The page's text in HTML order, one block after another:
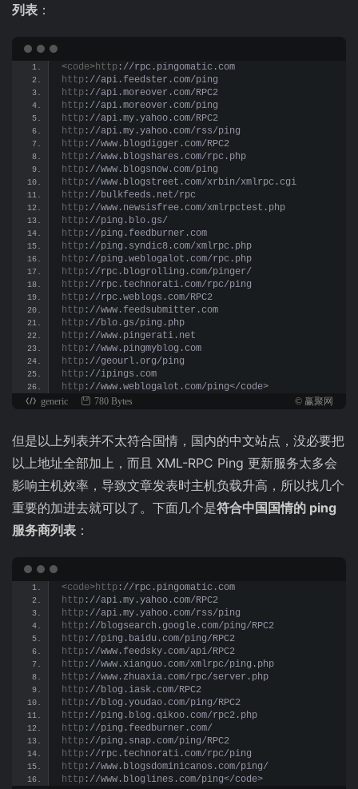
列表 ：
<code>http ://rpc.pingomatic.com
http ://api.feedster.com/ping
http ://api.moreover.com/RPC2
http ://api.moreover.com/ping
http ://api.my.yahoo.com/RPC2
http ://api.my.yahoo.com/rss/ping
http ://www.blogdigger.com/RPC2
http ://www.blogshares.com/rpc.php
http ://www.blogsnow.com/ping
http ://www.blogstreet.com/xrbin/xmlrpc.cgi
http ://bulkfeeds.net/rpc
http ://www.newsisfree.com/xmlrpctest.php
http ://ping.blo.gs/
http ://ping.feedburner.com
http ://ping.syndic8.com/xmlrpc.php
http ://ping.weblogalot.com/rpc.php
http ://rpc.blogrolling.com/pinger/
http ://rpc.technorati.com/rpc/ping
http ://rpc.weblogs.com/RPC2
http ://www.feedsubmitter.com
http ://blo.gs/ping.php
http ://www.pingerati.net
http ://www.pingmyblog.com
http ://geourl.org/ping
http ://ipings.com
http ://www.weblogalot.com/ping</code>
generic
780 Bytes © 赢聚网
但是以上列表并不太符合国情，国内的中文站点，没必要把
以上地址全部加上，而且 XML-RPC Ping 更新服务太多会
影响主机效率，导致文章发表时主机负载升高，所以找几个
重要的加进去就可以了。下面几个是符合中国国情的 ping
服务商列表 ：
<code>http ://rpc.pingomatic.com
http ://api.my.yahoo.com/RPC2
http ://api.my.yahoo.com/rss/ping
http ://blogsearch.google.com/ping/RPC2
http ://ping.baidu.com/ping/RPC2
http ://www.feedsky.com/api/RPC2
http ://www.xianguo.com/xmlrpc/ping.php
http ://www.zhuaxia.com/rpc/server.php
http ://blog.iask.com/RPC2
http ://blog.youdao.com/ping/RPC2
http ://ping.blog.qikoo.com/rpc2.php
http ://ping.feedburner.com/
http ://ping.snap.com/ping/RPC2
http ://rpc.technorati.com/rpc/ping
http ://www.blogsdominicanos.com/ping/
http ://www.bloglines.com/ping</code>